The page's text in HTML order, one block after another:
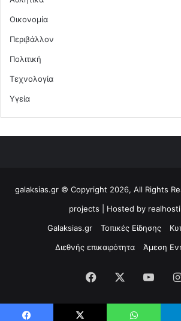
Οικονομία
Περιβάλλον
Πολιτική
Τεχνολογία
Υγεία
galaksias.gr © Copyright 2026, All Rights
projects | Hosted by
Galaksias.gr
Τοπικές Είδησης
Διεθνής επικαιρότητα
Άμεση
Facebook